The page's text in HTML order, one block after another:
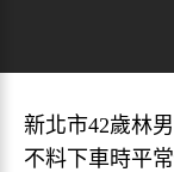
新北市42歲林
不料下車時平